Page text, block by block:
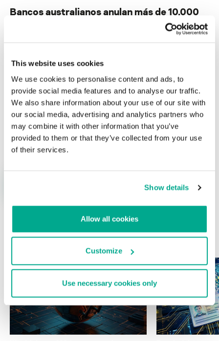
This website uses cookies
We use cookies to personalise content and ads, to
provide social media features and to analyse our traffic.
We also share information about your use of our site with
our social media, advertising and analytics partners who
may combine it with other information that you’ve
provided to them or that they’ve collected from your use
of their services.
Show details
Allow all cookies
Customize
Use necessary cookies only
Bancos australianos anulan más de 10.000
tarjetas de crédito por amenaza de fraude
Nombre* Correo electrónico*
ÚLTIMAS PUBLICACIONES